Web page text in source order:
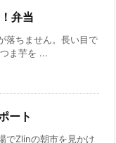
弁当
ちません。長い目で
ま芋を ...
ート
でZlinの朝市を見かけ